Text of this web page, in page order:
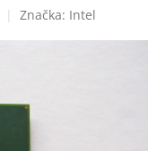
Značka: Intel